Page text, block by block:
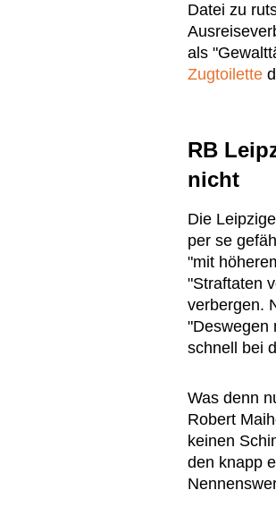
Datei zu
als
Zugtoilette
RB
nicht
Die
per se
"mit
"Straftaten
verbergen.
"Deswegen
schnell bei
Was denn
Robert
keinen
den knapp